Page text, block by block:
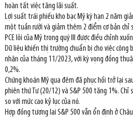
hoàn tất việc tăng lãi suất.
Lợi suất trái phiếu kho bạc Mỹ kỳ hạn 2 năm
một tuần rưỡi và giảm thêm 2 điểm cơ bản chỉ
PCE lõi của Mỹ trong quý III được điều chỉnh
Dữ liệu khiến thị trường chuẩn bị cho việc công
nhân của tháng 11/2023, với kỳ vọng đồng
0,2%.
Chứng khoán Mỹ qua đêm đã phục hồi trở lại
phiên thứ Tư (20/12) và S&P 500 tăng 1%. Chỉ
so với mức cao kỷ lục của nó.
Hợp đồng tương lai S&P 500 vẫn ổn định ở